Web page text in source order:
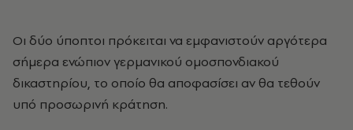
Οι δύο ύποπτοι πρόκειται να εμφανιστούν αργότερα
σήμερα ενώπιον γερμανικού ομοσπονδιακού
δικαστηρίου, το οποίο θα αποφασίσει αν θα τεθούν
υπό προσωρινή κράτηση.